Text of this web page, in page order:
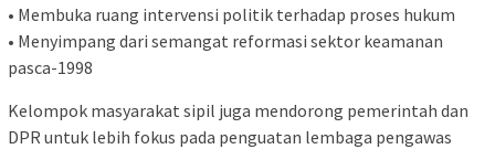
• Membuka ruang intervensi politik terhadap proses hukum
• Menyimpang dari semangat reformasi sektor keamanan
pasca-1998
Kelompok masyarakat sipil juga mendorong pemerintah dan
DPR untuk lebih fokus pada penguatan lembaga pengawas